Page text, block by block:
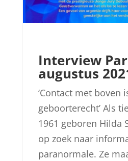
Interview
augustus
‘Contact met boven
geboorterecht’ Als
1961 geboren Hilda
op zoek naar
paranormale. Ze